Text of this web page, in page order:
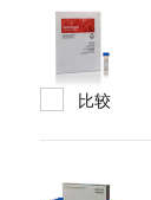
比较